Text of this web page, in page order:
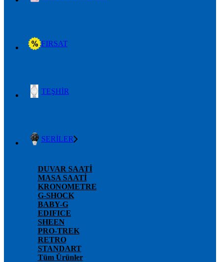
FIRSAT
TEŞHİR
SERİLER
DUVAR SAATİ
MASA SAATİ
KRONOMETRE
G-SHOCK
BABY-G
EDIFICE
SHEEN
PRO-TREK
RETRO
STANDART
Tüm Ürünler